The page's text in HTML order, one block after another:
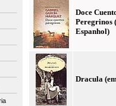
Doce
Peregrinos
Espanhol)
Dracula